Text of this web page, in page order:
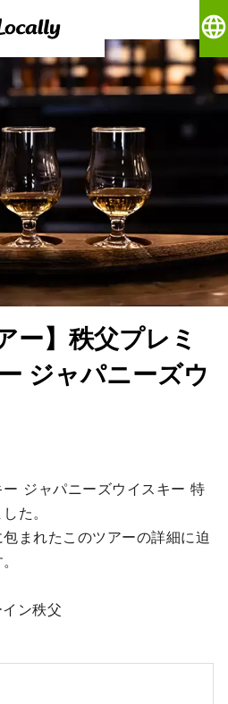
language
ー】秩父プレミ
ジャパニーズウ
ジャパニーズウイスキー 特
た。
まれたこのツアーの詳細に迫
ン秩父